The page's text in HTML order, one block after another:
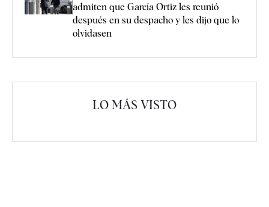
admiten que García Ortiz les reunió
después en su despacho y les dijo que lo
olvidasen
LO MÁS VISTO